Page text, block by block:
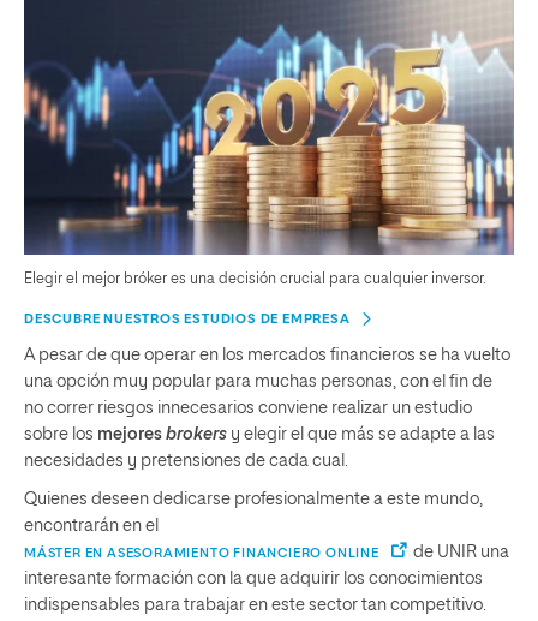
Elegir el mejor bróker es una decisión crucial para cualquier inversor.
DESCUBRE NUESTROS ESTUDIOS DE EMPRESA
A pesar de que operar en los mercados financieros se ha vuelto
una opción muy popular para muchas personas, con el fin de
no correr riesgos innecesarios conviene realizar un estudio
sobre los mejores brokers y elegir el que más se adapte a las
necesidades y pretensiones de cada cual.
Quienes deseen dedicarse profesionalmente a este mundo,
encontrarán en el
MÁSTER EN ASESORAMIENTO FINANCIERO ONLINE
de UNIR una
interesante formación con la que adquirir los conocimientos
indispensables para trabajar en este sector tan competitivo.